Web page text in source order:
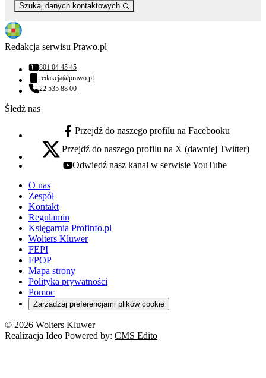
Szukaj danych kontaktowych
Redakcja serwisu Prawo.pl
Numer telefonu:
801 04 45 45
Adres email:
redakcja@prawo.pl
Numer telefonu:
22 535 88 00
Śledź nas
facebook - otwiera się w nowej karcie
Przejdź do naszego profilu na Facebooku
x - otwiera się w nowej karcie
Przejdź do naszego profilu na X (dawniej Twitter)
youtube - otwiera się w nowej karcie
Odwiedź nasz kanał w serwisie YouTube
O nas
Zespół
Kontakt
Regulamin
Księgarnia Profinfo.pl
Wolters Kluwer
FEPI
FPOP
Mapa strony
Polityka prywatności
Pomoc
Zarządzaj preferencjami plików cookie
© 2026 Wolters Kluwer
Realizacja Ideo Powered by: CMS Edito